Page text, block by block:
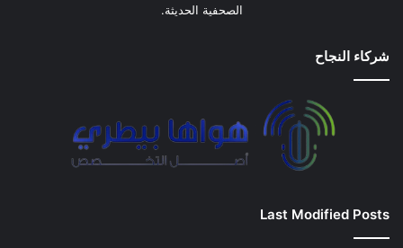
الصحفية الحديثة.
شركاء النجاح
Last Modified Posts